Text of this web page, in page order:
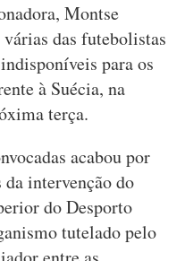
Montse
das futebolistas
para os
à Suécia, na
terça.
acabou por
intervenção do
do Desporto
tutelado pelo